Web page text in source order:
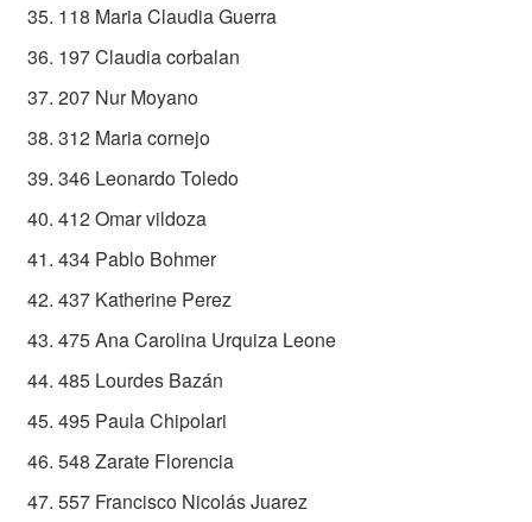
118 Maria Claudia Guerra
197 Claudia corbalan
207 Nur Moyano
312 Maria cornejo
346 Leonardo Toledo
412 Omar vildoza
434 Pablo Bohmer
437 Katherine Perez
475 Ana Carolina Urquiza Leone
485 Lourdes Bazán
495 Paula Chipolari
548 Zarate Florencia
557 Francisco Nicolás Juarez